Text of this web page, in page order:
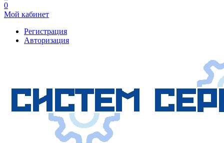
0
Мой кабинет
Регистрация
Авторизация